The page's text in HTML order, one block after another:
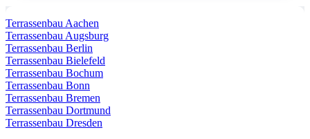
Terrassenbau Aachen
Terrassenbau Augsburg
Terrassenbau Berlin
Terrassenbau Bielefeld
Terrassenbau Bochum
Terrassenbau Bonn
Terrassenbau Bremen
Terrassenbau Dortmund
Terrassenbau Dresden